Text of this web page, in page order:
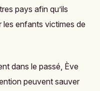
pays afin qu’ils
les enfants victimes de
dans le passé, Ève
peuvent sauver